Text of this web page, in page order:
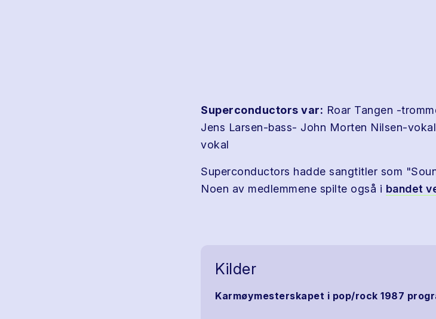
Superconductors var: Roar Tangen -
Jens Larsen-bass- John Morten Nilsen-
vokal
Superconductors hadde sangtitler som
Noen av medlemmene spilte også i bandet
Kilder
Karmøymesterskapet i pop/rock 1987